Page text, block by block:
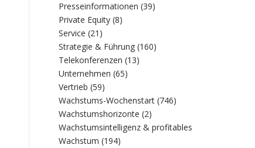
Presseinformationen (39)
Private Equity (8)
Service (21)
Strategie & Führung (160)
Telekonferenzen (13)
Unternehmen (65)
Vertrieb (59)
Wachstums-Wochenstart (746)
Wachstumshorizonte (2)
Wachstumsintelligenz & profitables
Wachstum (194)